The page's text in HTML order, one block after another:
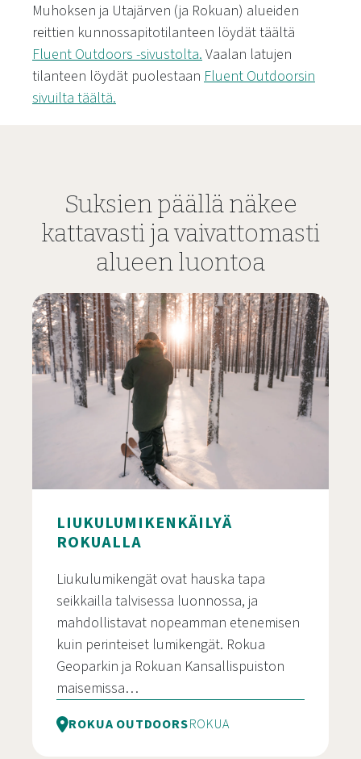
Muhoksen ja Utajärven (ja Rokuan) alueiden
reittien kunnossapitotilanteen löydät täältä
Fluent Outdoors -sivustolta.Vaalan latujen
tilanteen löydät puolestaan Fluent Outdoorsin
sivuilta täältä.
Suksien päällä näkee
kattavasti ja vaivattomasti
alueen luontoa
LIUKULUMIKENKÄILYÄ
ROKUALLA
Liukulumikengät ovat hauska tapa
seikkailla talvisessa luonnossa, ja
mahdollistavat nopeamman etenemisen
kuin perinteiset lumikengät. Rokua
Geoparkin ja Rokuan Kansallispuiston
maisemissa…
ROKUA OUTDOORSROKUA